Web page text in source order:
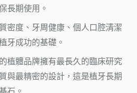
長期使用。
密度、牙周健康、個人口腔清潔
牙成功的基礎。
植體品牌擁有最長久的臨床研究
與最精密的設計，這是植牙長期